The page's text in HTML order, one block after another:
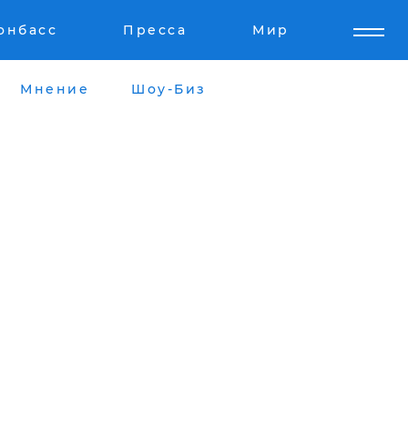
Пресса Мир
Мнение Шоу-Биз